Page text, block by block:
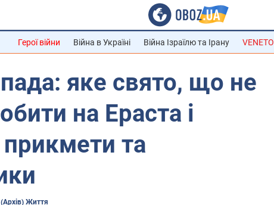
Герої війни Війна в Україні Війна Ізраїлю та Ірану VENETO
яке свято, що не
на Ераста і
прикмети та
(Архів) Життя